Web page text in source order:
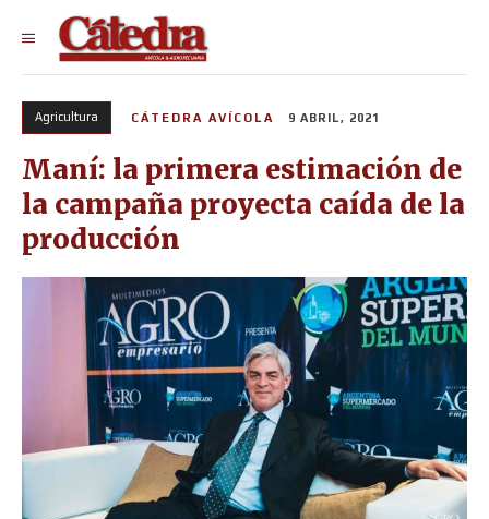
Agricultura CÁTEDRA AVÍCOLA 9 ABRIL, 2021
Maní: la primera estimación de
la campaña proyecta caída de la
producción